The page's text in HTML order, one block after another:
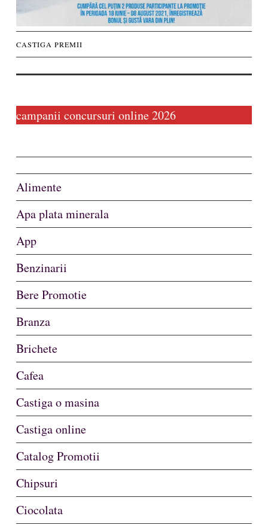
Concursuri
CASTIGA PREMII
campanii concursuri online 2026
Alimente
Apa plata minerala
App
Benzinarii
Bere Promotie
Branza
Brichete
Cafea
Castiga o masina
Castiga online
Catalog Promotii
Chipsuri
Ciocolata